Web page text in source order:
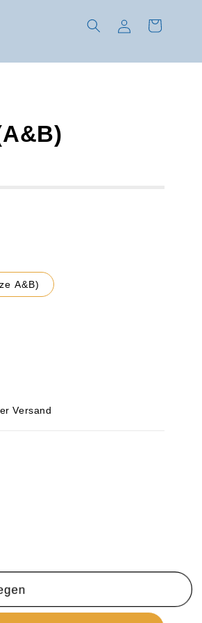
EinloggenWarenkorb
A&B)
Versand